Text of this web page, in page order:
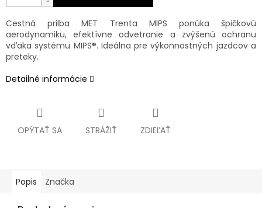
Cestná prilba MET Trenta MIPS ponúka špičkovú
aerodynamiku, efektívne odvetranie a zvýšenú ochranu
vďaka systému MIPS®. Ideálna pre výkonnostných jazdcov a
preteky.
Detailné informácie
OPÝTAŤ SA STRÁŽIŤ ZDIEĽAŤ
Popis Značka